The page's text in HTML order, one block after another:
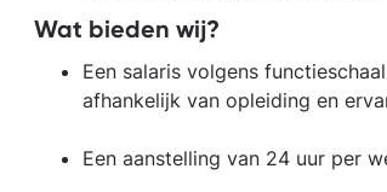
Wat bieden wij?
Een salaris volgens
afhankelijk van opleiding en
Een aanstelling van 24 uur per